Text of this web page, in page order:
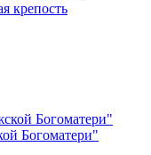
крепость
Богоматери"